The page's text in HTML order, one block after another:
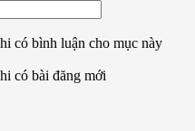
có bình luận cho mục này
có bài đăng mới